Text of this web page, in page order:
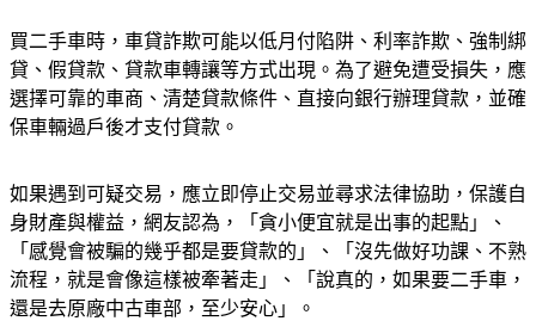
買二手車時，車貸詐欺可能以低月付陷阱、利率詐欺、強制綁
貸、假貸款、貸款車轉讓等方式出現。為了避免遭受損失，應
選擇可靠的車商、清楚貸款條件、直接向銀行辦理貸款，並確
保車輛過戶後才支付貸款。
如果遇到可疑交易，應立即停止交易並尋求法律協助，保護自
身財產與權益，網友認為，「貪小便宜就是出事的起點」、
「感覺會被騙的幾乎都是要貸款的」、「沒先做好功課、不熟
流程，就是會像這樣被牽著走」、「說真的，如果要二手車，
還是去原廠中古車部，至少安心」。